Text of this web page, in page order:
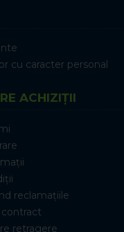
cu caracter personal
ACHIZIȚII
reclamațiile
retragere